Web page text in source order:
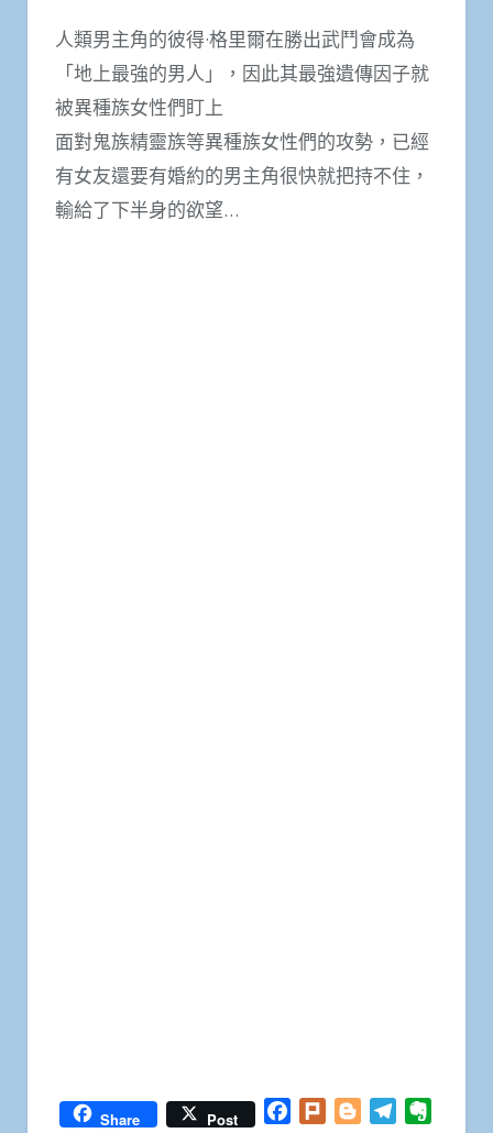
人類男主角的彼得·格里爾在勝出武鬥會成為
「地上最強的男人」，因此其最強遺傳因子就
被異種族女性們盯上
面對鬼族精靈族等異種族女性們的攻勢，已經
有女友還要有婚約的男主角很快就把持不住，
輸給了下半身的欲望…
Share Post Facebook
Plurk BloggerTelegram